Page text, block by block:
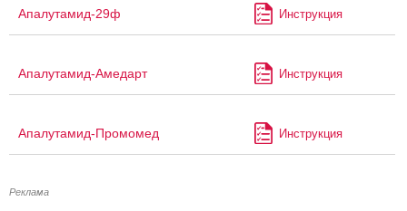
Апалутамид-29ф Инструкция
Апалутамид-Амедарт Инструкция
Апалутамид-Промомед Инструкция
Реклама